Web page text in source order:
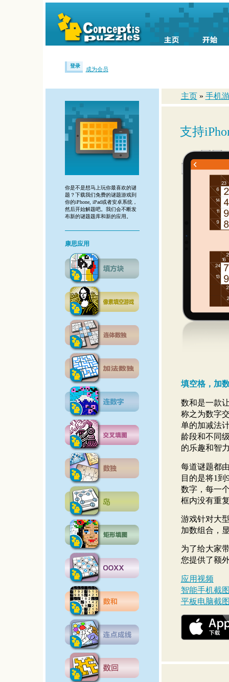
登录
成为会员
你是不是想马上玩你最喜欢的谜
题？下载我们免费的谜题游戏到
你的iPhone, iPad或者安卓系统，
然后开始解题吧。我们会不断发
布新的谜题题库和新的应用。
康思应用
主页 » 手机
支持
填空格，加
数和是一款
称之为数字
单的加减法
龄段和不同
的乐趣和智
每道谜题都
目的是将1
数字，每一
框内没有重
游戏针对大
加数组合，
为了给大家
您提供了额
应用视频
智能手机截
平板电脑截